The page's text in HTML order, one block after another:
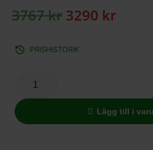
3767kr 3290 kr
PRISHISTORIK
Lägg till i